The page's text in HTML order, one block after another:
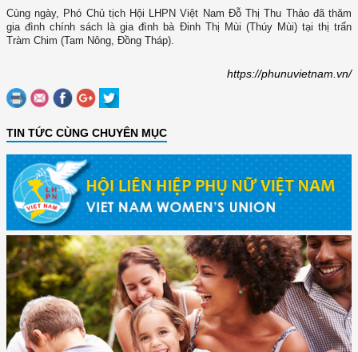
Cùng ngày, Phó Chủ tịch Hội LHPN Việt Nam Đỗ Thị Thu Thảo đã thăm
gia đình chính sách là gia đình bà Đinh Thị Mùi (Thúy Mùi) tại thị trấn
Tràm Chim (Tam Nông, Đồng Tháp).
https://phunuvietnam.vn/
TIN TỨC CÙNG CHUYÊN MỤC